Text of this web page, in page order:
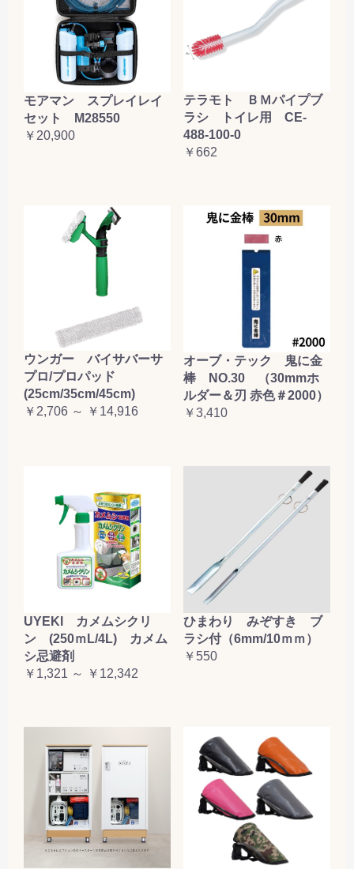
モアマン スプレイレイ
セット M28550
￥20,900
テラモト ＢＭパイプブ
ラシ トイレ用 CE-
488-100-0
￥662
ウンガー バイサバーサ
プロ/プロパッド
(25cm/35cm/45cm)
￥2,706 ～ ￥14,916
オーブ・テック 鬼に金
棒 NO.30 （30mmホ
ルダー＆刃 赤色＃2000）
￥3,410
UYEKI カメムシクリ
ン (250ｍL/4L) カメム
シ忌避剤
￥1,321 ～ ￥12,342
ひまわり みぞすき ブ
ラシ付（6mm/10ｍｍ）
￥550